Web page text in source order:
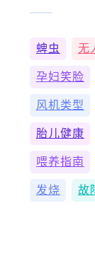
蜱虫 无
孕妇笑脸
风机类型
胎儿健康
喂养指南
发烧 故